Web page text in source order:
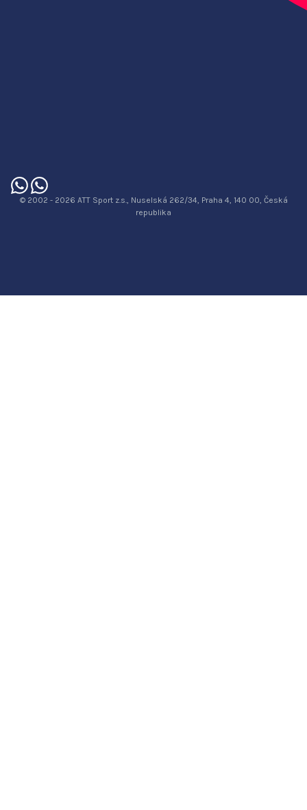
© 2002 - 2026 ATT Sport z.s., Nuselská 262/34, Praha 4, 140 00, Česká
republika